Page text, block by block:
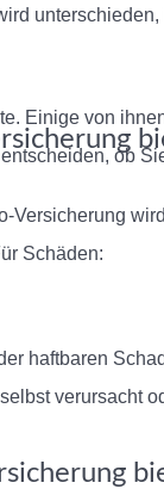
Versicherung
Schäden:
haftbaren
verursacht
Einige von
ob